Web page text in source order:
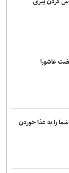
است
است
اربعین
عاشورا
را به غذا خوردن